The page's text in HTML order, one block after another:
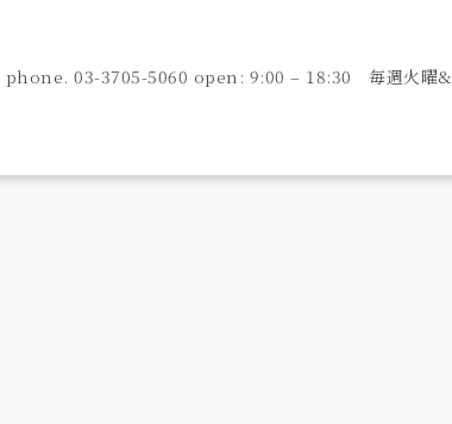
phone. 03-3705-5060 open: 9:00 – 18:30 毎週火曜&